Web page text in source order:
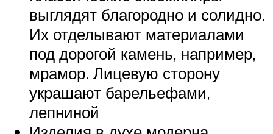
выглядят благородно и солидно.
Их отделывают материалами
под дорогой камень, например,
мрамор. Лицевую сторону
украшают барельефами,
лепниной